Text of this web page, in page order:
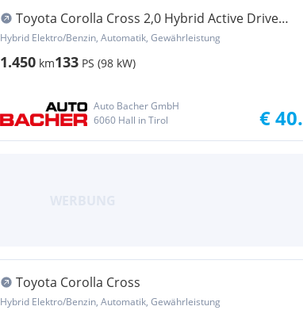
Toyota Corolla Cross 2,0 Hybrid Active Drive
2WD
Hybrid Elektro/Benzin, Automatik, Gewährleistung
1.450 km133 PS (98 kW)
Auto Bacher GmbH
6060 Hall in Tirol
€
Toyota Corolla Cross
Hybrid Elektro/Benzin, Automatik, Gewährleistung